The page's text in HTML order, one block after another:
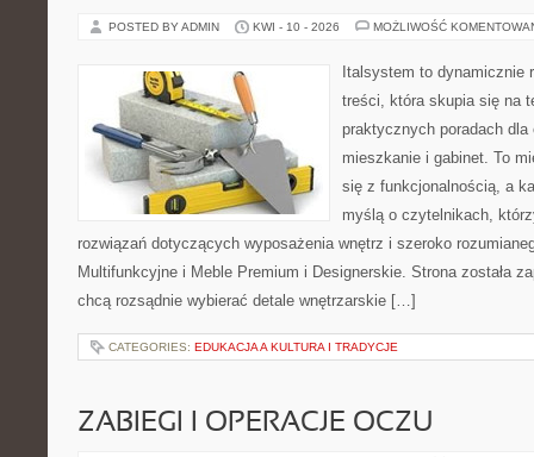
POSTED BY ADMIN KWI - 10 - 2026 MOŻLIWOŚĆ
Italsystem to dynamicznie
treści, która skupia się na
praktycznych poradach
mieszkanie i gabinet. To
się z funkcjonalnością, a
myślą o czytelnikach,
rozwiązań dotyczących wyposażenia wnętrz i szeroko
Multifunkcyjne i Meble Premium i Designerskie. Strona została
chcą rozsądnie wybierać detale wnętrzarskie […]
CATEGORIES: EDUKACJA A KULTURA I TRADYCJE
ZABIEGI I OPERACJE OCZU